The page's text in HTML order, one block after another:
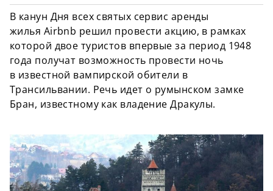
В канун Дня всех святых сервис аренды
жилья Airbnb решил провести акцию, в рамках
которой двое туристов впервые за период 1948
года получат возможность провести ночь
в известной вампирской обители в
Трансильвании. Речь идет о румынском замке
Бран, известному как владение Дракулы.